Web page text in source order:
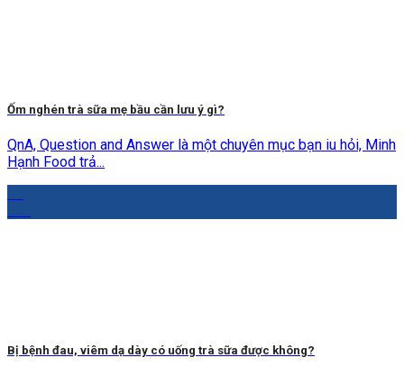
Ốm nghén trà sữa mẹ bầu cần lưu ý gì?
QnA, Question and Answer là một chuyên mục bạn iu hỏi, Minh
Hạnh Food trả...
Bị bệnh đau, viêm dạ dày có uống trà sữa được không?